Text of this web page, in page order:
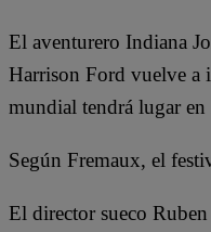
El aventurero Indiana
Harrison Ford vuelve a
mundial tendrá lugar en
Según Fremaux, el
El director sueco